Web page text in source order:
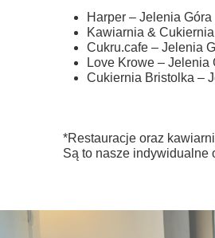
Harper – Jelenia
Kawiarnia &
Cukru.cafe – Jelenia
Love Krowe – Jelenia
Cukiernia Bristolka –
*Restauracje oraz
Są to nasze indywidualne